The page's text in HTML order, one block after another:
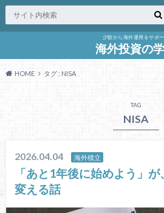
少額から海外運用をサポー
海外投資の
HOME タグ : NISA
TAG
NISA
2026.04.04 海外積立
「あと1年後に始めよう」
変える話